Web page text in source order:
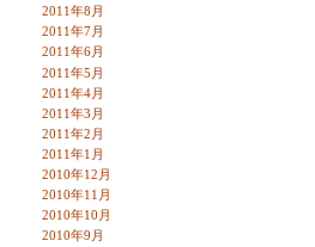
2011年8月
2011年7月
2011年6月
2011年5月
2011年4月
2011年3月
2011年2月
2011年1月
2010年12月
2010年11月
2010年10月
2010年9月